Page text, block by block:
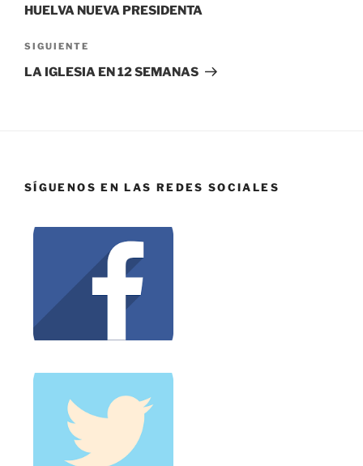
HUELVA NUEVA PRESIDENTA
SIGUIENTE
LA IGLESIA EN 12 SEMANAS
SÍGUENOS EN LAS REDES SOCIALES